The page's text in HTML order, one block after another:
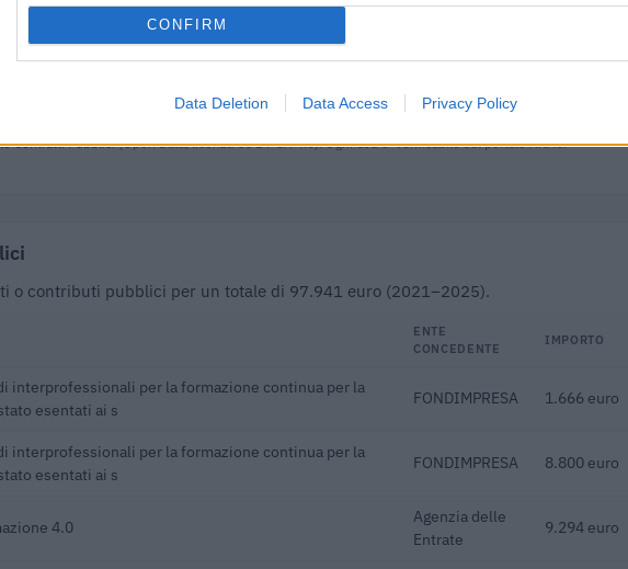
CONFIRM
Data Deletion Data Access Privacy Policy
2025-10-20 37.399 euro
6.256 euro
Contratti Pubblici(Open Data, licenza CC BY-SA 4.0). Ogni CIG e' verificabile sul portale ANAC.
o contributi pubblici per un totale di 97.941 euro (2021–2025).
ENTE
CONCEDENTE
IMPORTO
interprofessionali per la formazione continua per la
esentati ai s
FONDIMPRESA 1.666 euro
interprofessionali per la formazione continua per la
esentati ai s
FONDIMPRESA 8.800 euro
4.0
Agenzia delle
Entrate
9.294 euro